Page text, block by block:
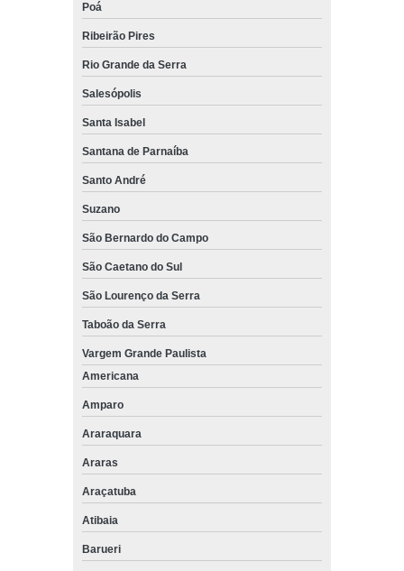
Poá
Ribeirão Pires
Rio Grande da Serra
Salesópolis
Santa Isabel
Santana de Parnaíba
Santo André
Suzano
São Bernardo do Campo
São Caetano do Sul
São Lourenço da Serra
Taboão da Serra
Vargem Grande Paulista
Americana
Amparo
Araraquara
Araras
Araçatuba
Atibaia
Barueri